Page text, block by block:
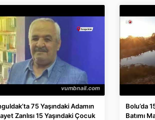
75 Yaşındaki Adamın
Zanlısı 15 Yaşındaki Çocuk
Bolu’da
Batımı